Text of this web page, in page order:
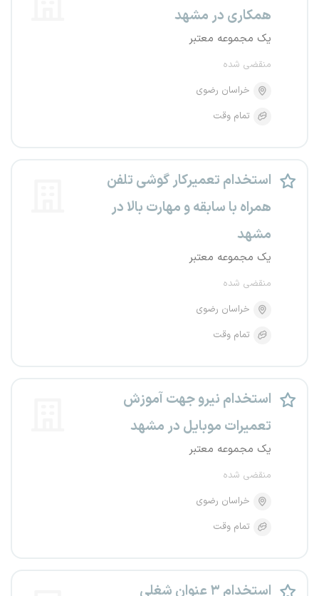
همکاری در مشهد
یک مجموعه معتبر
منقضی شده
خراسان رضوی
تمام وقت
استخدام تعمیرکار گوشی تلفن
همراه با سابقه و مهارت بالا در
مشهد
یک مجموعه معتبر
منقضی شده
خراسان رضوی
تمام وقت
استخدام نیرو جهت آموزش
تعمیرات موبایل در مشهد
یک مجموعه معتبر
منقضی شده
خراسان رضوی
تمام وقت
استخدام ۳ عنوان شغلی